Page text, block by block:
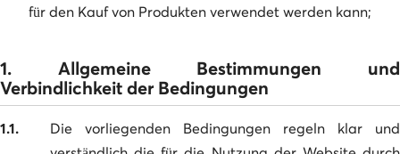
für den Kauf von Produkten verwendet werden kann;
1. Allgemeine Bestimmungen und
Verbindlichkeit der Bedingungen
1.1.
Die vorliegenden Bedingungen regeln klar und